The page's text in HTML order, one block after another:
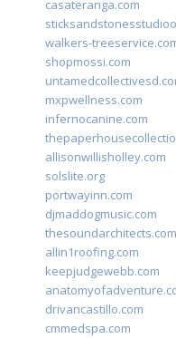
casateranga.com
walkers-
shopmossi.com
mxpwellness.com
infernocanine.com
allisonwillisholley.com
solslite.org
portwayinn.com
djmaddogmusic.com
thesoundarchitects.com
allin1roofing.com
keepjudgewebb.com
drivancastillo.com
cmmedspa.com